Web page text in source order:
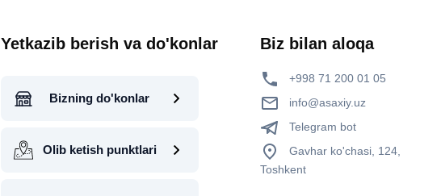
Yetkazib berish va do'konlar
Bizning do'konlar
Olib ketish punktlari
Biz bilan aloqa
+998 71 200 01 05
info@asaxiy.uz
Telegram bot
Gavhar ko'chasi, 124,
Toshkent